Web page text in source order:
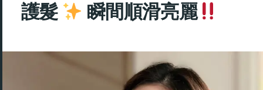
護髮
瞬間順滑亮麗